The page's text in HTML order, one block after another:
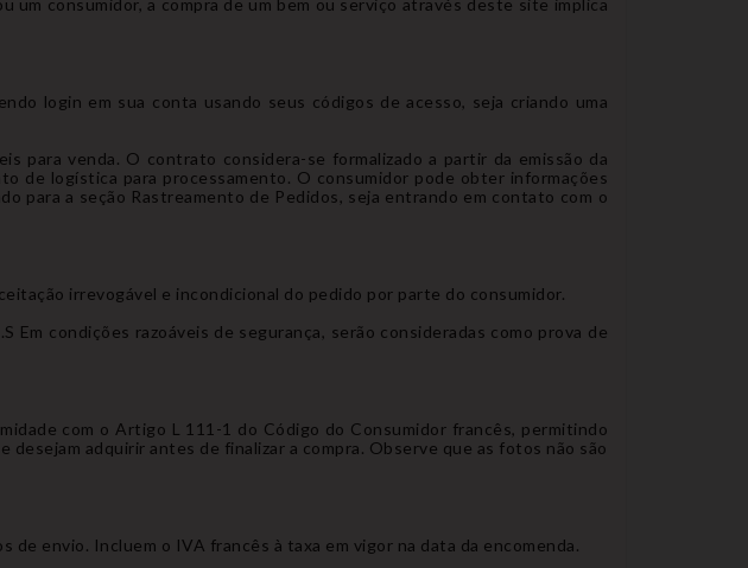
um consumidor, a compra de um bem ou serviço através deste site implica
login em sua conta usando seus códigos de acesso, seja criando uma
para venda. O contrato considera-se formalizado a partir da emissão da
de logística para processamento. O consumidor pode obter informações
para a seção Rastreamento de Pedidos, seja entrando em contato com o
irrevogável e incondicional do pedido por parte do consumidor.
condições razoáveis de segurança, serão consideradas como prova de
com o Artigo L 111-1 do Código do Consumidor francês, permitindo
adquirir antes de finalizar a compra. Observe que as fotos não são
envio. Incluem o IVA francês à taxa em vigor na data da encomenda.